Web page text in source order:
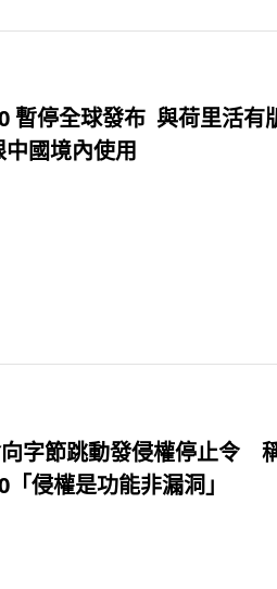
暫停全球發布 與荷里活有
國境內使用
字節跳動發侵權停止令
侵權是功能非漏洞」